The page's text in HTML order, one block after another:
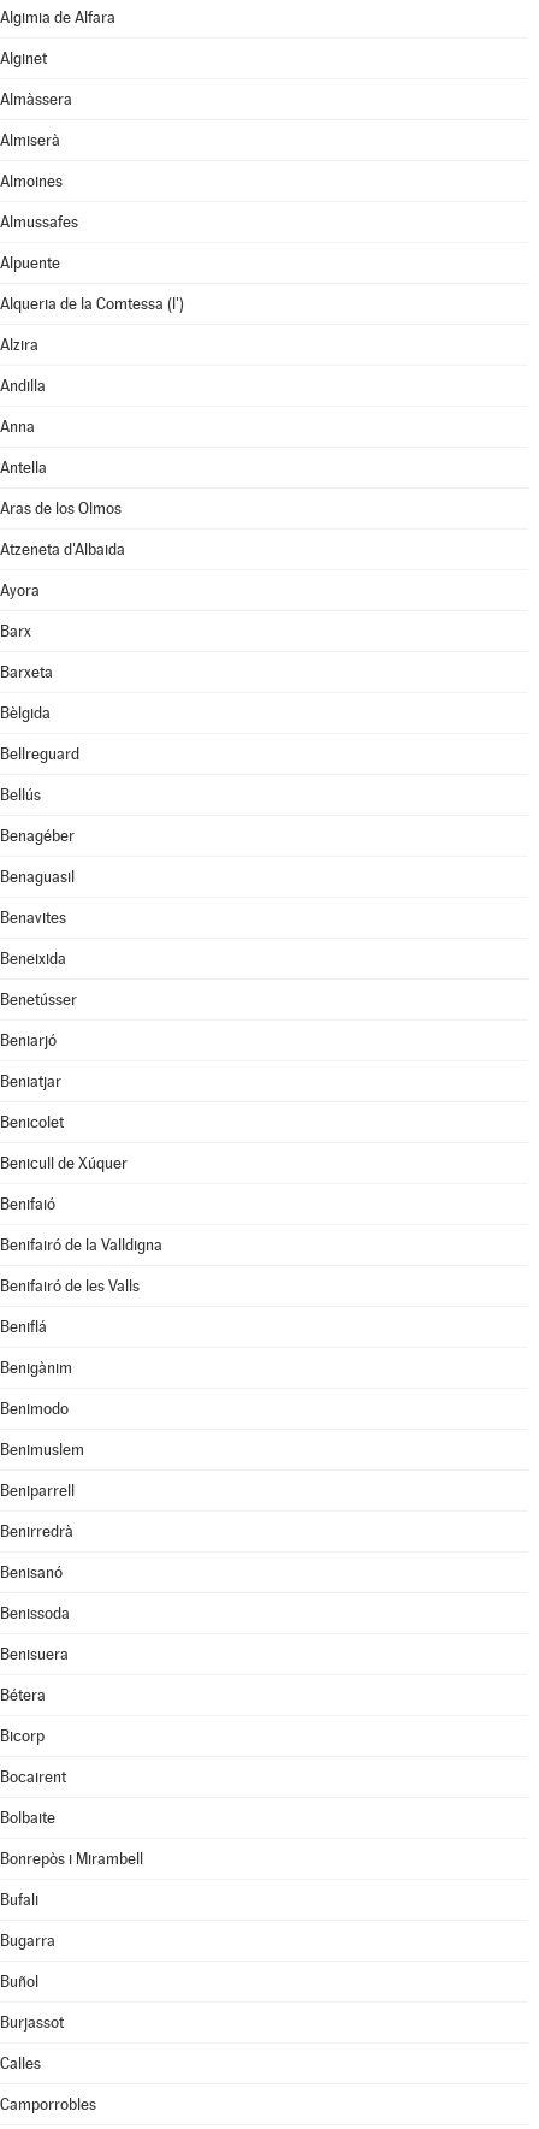
Algimia de Alfara
Alginet
Almàssera
Almiserà
Almoines
Almussafes
Alpuente
Alqueria de la Comtessa (l')
Alzira
Andilla
Anna
Antella
Aras de los Olmos
Atzeneta d'Albaida
Ayora
Barx
Barxeta
Bèlgida
Bellreguard
Bellús
Benagéber
Benaguasil
Benavites
Beneixida
Benetússer
Beniarjó
Beniatjar
Benicolet
Benicull de Xúquer
Benifaió
Benifairó de la Valldigna
Benifairó de les Valls
Beniflá
Benigànim
Benimodo
Benimuslem
Beniparrell
Benirredrà
Benisanó
Benissoda
Benisuera
Bétera
Bicorp
Bocairent
Bolbaite
Bonrepòs i Mirambell
Bufali
Bugarra
Buñol
Burjassot
Calles
Camporrobles